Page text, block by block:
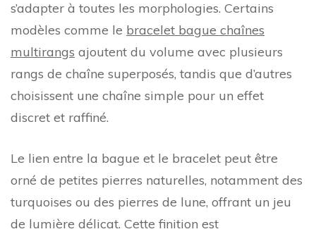
s’adapter à toutes les morphologies. Certains
modèles comme le bracelet bague chaînes
multirangs ajoutent du volume avec plusieurs
rangs de chaîne superposés, tandis que d’autres
choisissent une chaîne simple pour un effet
discret et raffiné.
Le lien entre la bague et le bracelet peut être
orné de petites pierres naturelles, notamment des
turquoises ou des pierres de lune, offrant un jeu
de lumière délicat. Cette finition est